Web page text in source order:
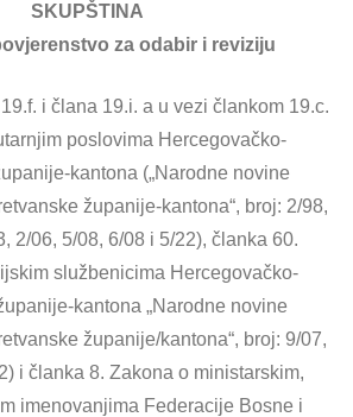
SKUPŠTINA
za odabir i reviziju
i člana 19.i. a u vezi člankom 19.c.
poslovima Hercegovačko-
kantona („Narodne novine
županije-kantona“, broj: 2/98,
2/06, 5/08, 6/08 i 5/22), članka 60.
službenicima Hercegovačko-
kantona „Narodne novine
županije/kantona“, broj: 9/07,
i članka 8. Zakona o ministarskim,
imenovanjima Federacije Bosne i